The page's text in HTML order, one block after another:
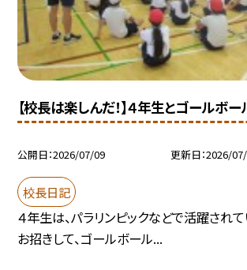
【校長は楽しんだ！】４年生とゴールボー
公開日 2026/07/09 更新日 2026/
校長日記
４年生は、パラリンピックなどで活躍され
お招きして、ゴールボール...